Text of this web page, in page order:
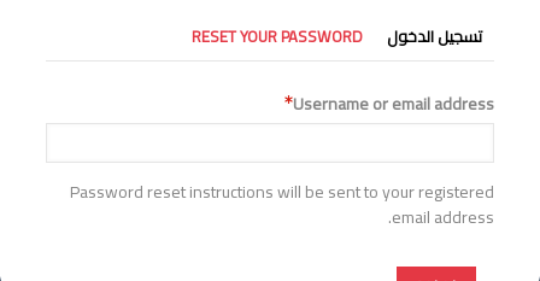
التبويبات
الأساسية
تسجيل الدخول RESET YOUR PASSWORD
Username or email address
Password reset instructions will be sent to your registered
email address.